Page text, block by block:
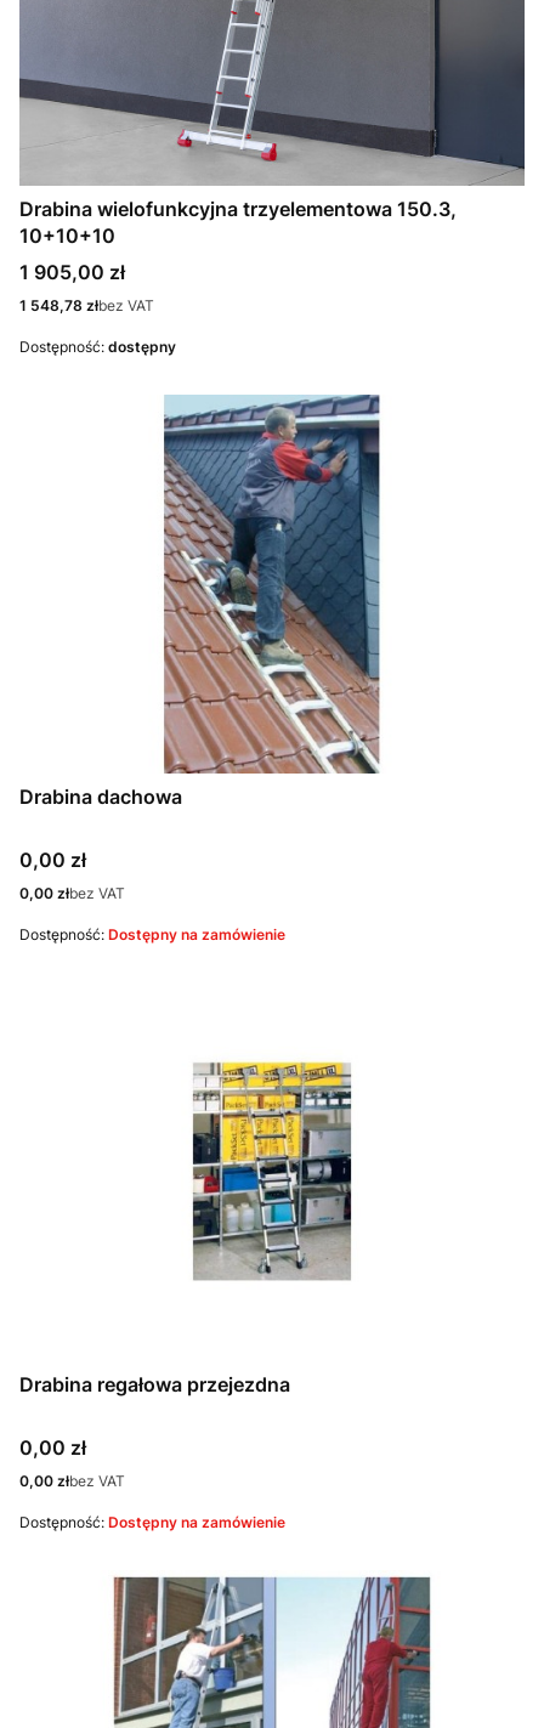
Drabina wielofunkcyjna trzyelementowa 150.3,
10+10+10
Cena
1 905,00 zł
Cena
1 548,78 złbez VAT
Dostępność: dostępny
Drabina dachowa
Cena
0,00 zł
Cena
0,00 złbez VAT
Dostępność: Dostępny na zamówienie
Drabina regałowa przejezdna
Cena
0,00 zł
Cena
0,00 złbez VAT
Dostępność: Dostępny na zamówienie